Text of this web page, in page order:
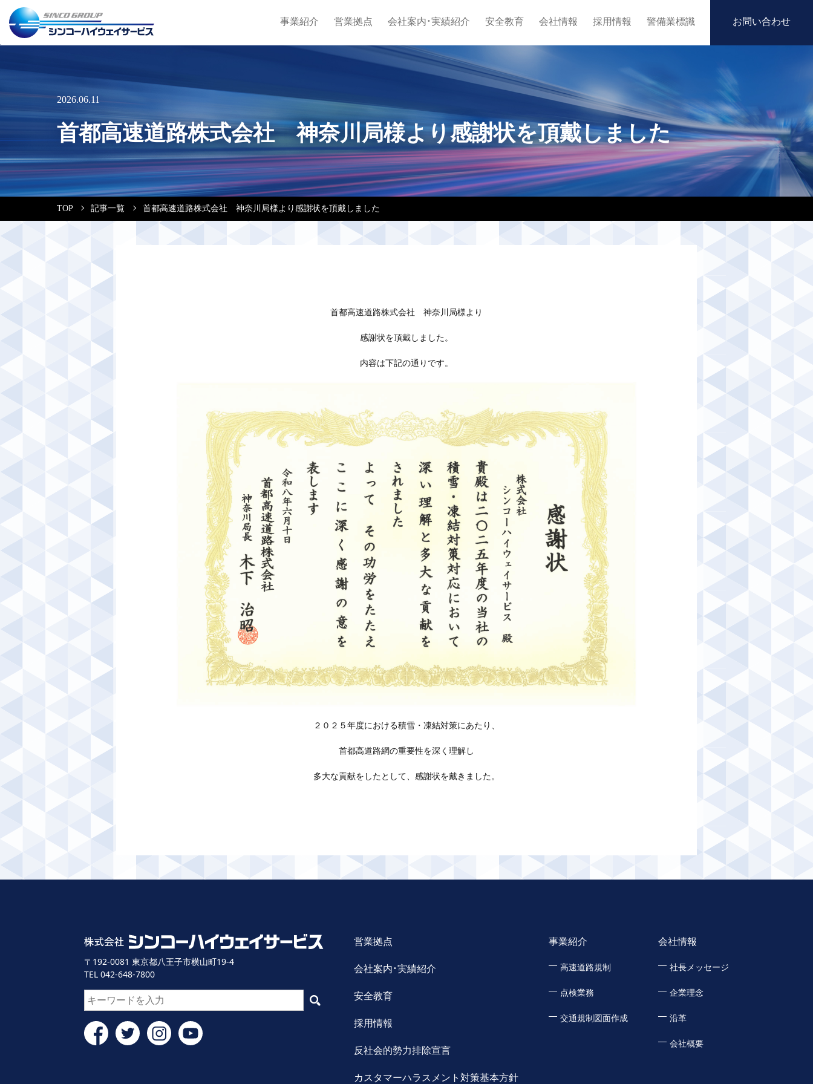
事業紹介 営業拠点 会社案内・実績紹介 安全教育 会社情報 採用情報 警備業標識 お問い合わせ
2026.06.11
首都高速道路株式会社 神奈川局様より感謝状を頂戴しました
TOP 記事一覧 首都高速道路株式会社 神奈川局様より感謝状を頂戴しました
首都高速道路株式会社 神奈川局様より
感謝状を頂戴しました。
内容は下記の通りです。
２０２５年度における積雪・凍結対策にあたり、
首都高道路網の重要性を深く理解し
多大な貢献をしたとして、感謝状を戴きました。
〒192-0081 東京都八王子市横山町19-4
TEL 042-648-7800
営業拠点
会社案内・実績紹介
安全教育
採用情報
反社会的勢力排除宣言
カスタマーハラスメント対策基本方針
事業紹介
高速道路規制
点検業務
交通規制図面作成
会社情報
社長メッセージ
企業理念
沿革
会社概要